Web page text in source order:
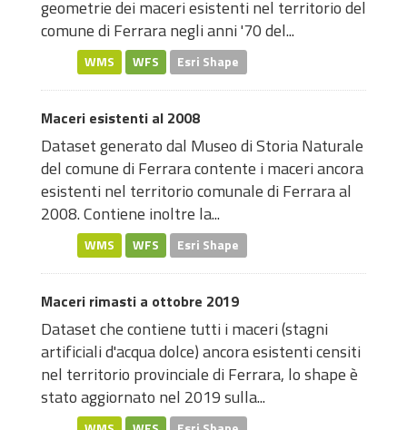
geometrie dei maceri esistenti nel territorio del
comune di Ferrara negli anni '70 del...
WMS WFS Esri Shape
Maceri esistenti al 2008
Dataset generato dal Museo di Storia Naturale
del comune di Ferrara contente i maceri ancora
esistenti nel territorio comunale di Ferrara al
2008. Contiene inoltre la...
WMS WFS Esri Shape
Maceri rimasti a ottobre 2019
Dataset che contiene tutti i maceri (stagni
artificiali d'acqua dolce) ancora esistenti censiti
nel territorio provinciale di Ferrara, lo shape è
stato aggiornato nel 2019 sulla...